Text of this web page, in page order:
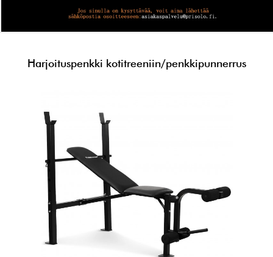
Harjoituspenkki kotitreeniin/penkkipunnerrus